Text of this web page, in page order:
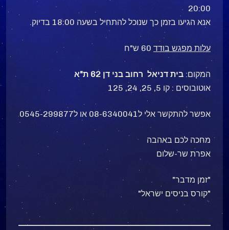
20:00
אנא הגיעו בזמן כך שנוכל להתחיל בשעה 18:00 בדיוק.
עלות מפגש בודד60 ש"ח
המקום: בית דניאל רחוב בני דן 62 ת"א
אוטובוסים : קו 5, 25, 24, 125
אפשר להתקשר אלי ל08-6340041 או ל0545-299877
מחכה לכם באהבה
אפרת שר-שלום
"זמן מדבר"
"קורס בניסים ישראל"